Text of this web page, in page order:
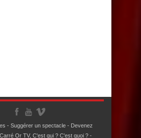
- Suggérer un spectacle- Devenez
Carré Or TV, C'est qui ? C'est quoi ? -